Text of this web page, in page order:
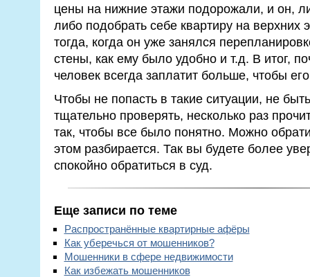
цены на нижние этажи подорожали, и он,
либо подобрать себе квартиру на верхних
тогда, когда он уже занялся
стены, как ему было удобно и т.д. В итог,
человек всегда заплатит больше, чтобы
Чтобы не попасть в такие ситуации, не
тщательно проверять, несколько раз
так, чтобы все было понятно. Можно
этом разбирается. Так вы будете более
спокойно обратиться в суд.
Еще записи по теме
Распространённые квартирные афёры
Как уберечься от мошенников?
Мошенники в сфере недвижимости
Как избежать мошенников